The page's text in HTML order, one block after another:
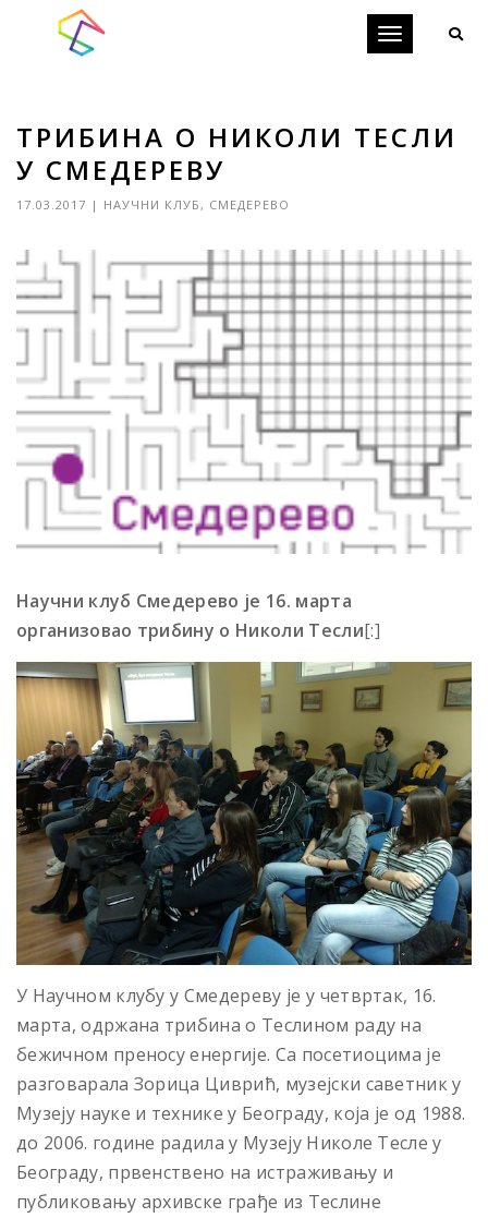
Toggle
ТРИБИНА О НИКОЛИ ТЕСЛИ
У СМЕДЕРЕВУ
17.03.2017 | НАУЧНИ КЛУБ, СМЕДЕРЕВО
Научни клуб Смедерево је 16. марта
организовао трибину о Николи Тесли[:]
У Научном клубу у Смедереву је у четвртак, 16.
марта, одржана трибина о Теслином раду на
бежичном преносу енергије. Са посетиоцима је
разговарала Зорица Циврић, музејски саветник у
Музеју науке и технике у Београду, која је од 1988.
до 2006. године радила у Музеју Николе Тесле у
Београду, првенствено на истраживању и
публиковању архивске грађе из Теслине